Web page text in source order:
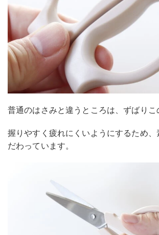
普通のはさみと違うところは、ずばりこ
握りやすく疲れにくいようにするため、
だわっています。